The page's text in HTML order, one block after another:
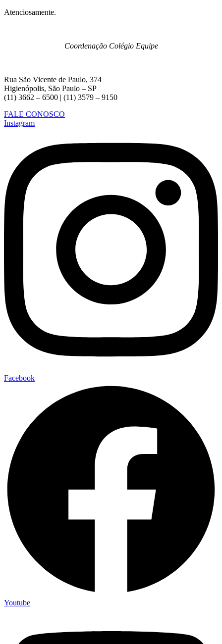
Atenciosamente.
Coordenação Colégio Equipe
Rua São Vicente de Paulo, 374
Higienópolis, São Paulo – SP
(11) 3662 – 6500 | (11) 3579 – 9150
FALE CONOSCO
Instagram
Facebook
Youtube